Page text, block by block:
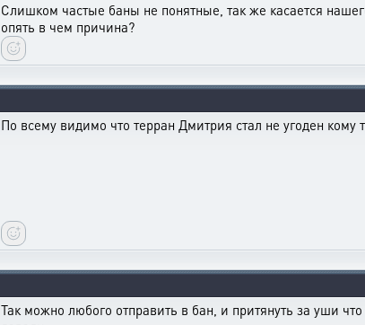
Слишком частые баны не понятные, так же касается
опять в чем причина?
По всему видимо что терран Дмитрия стал не угоден кому
Так можно любого отправить в бан, и притянуть за уши